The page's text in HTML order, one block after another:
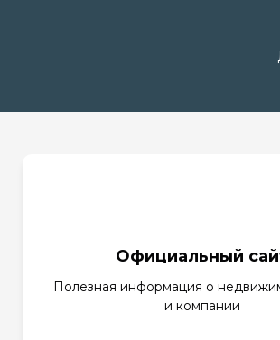
Официальный
Полезная информация о
и компании